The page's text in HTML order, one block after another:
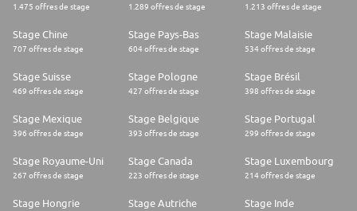
1.475 offres de stage 1.289 offres de stage 1.213 offres de stage
Stage Chine
707 offres de stage
Stage Pays-Bas
604 offres de stage
Stage Malaisie
534 offres de stage
Stage Suisse
469 offres de stage
Stage Pologne
427 offres de stage
Stage Brésil
398 offres de stage
Stage Mexique
396 offres de stage
Stage Belgique
393 offres de stage
Stage Portugal
299 offres de stage
Stage Royaume-Uni
267 offres de stage
Stage Canada
223 offres de stage
Stage Luxembourg
214 offres de stage
Stage Hongrie Stage Autriche Stage Inde